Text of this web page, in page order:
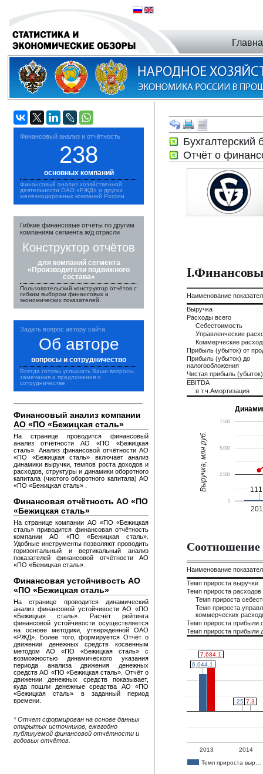
Финансовый анализ и отчётность
238
основных компаний
Финансовый анализ хозяйственной
деятельности ОАО «РЖД» и других
железнодорожных компаний России
Гибкие финансовые отчёты по другим
компаниям сегмента ж/д отрасли
Конструктор отчётов
для компаний сегмента
«Производители подвижного
состава»
Пользовательский конструктор отчётов с
гибким выбором финансовых и
экономических показателей.
Задать вопрос автору сайта
Об авторе
вопросы и сотрудничество
Всегда готовы услышать Ваши вопросы,
замечания и предложения о
сотрудничестве
Финансовый анализ компании
АО «ПО «Бежицкая сталь»
На странице проводится финансовый
анализ отчётности АО «ПО «Бежицкая
сталь». Анализ финансовой отчётности АО
«ПО «Бежицкая сталь» включает анализ
динамики выручки, темпов роста доходов и
расходов, структуры и динамики оборотного
капитала (чистого оборотного капитала) АО
«ПО «Бежицкая сталь» .
Финансовая отчётность АО «ПО
«Бежицкая сталь»
На странице компании АО «ПО «Бежицкая
сталь» приводится финансовая отчётность
компании АО «ПО «Бежицкая сталь».
Удобные инструменты позволяют проводить
горизонтальный и вертикальный анализ
показателей финансовой отчётности АО
«ПО «Бежицкая сталь».
Финансовая устойчивость АО
«ПО «Бежицкая сталь»
На странице проводится динамический
анализ финансовой устойчивости АО «ПО
«Бежицкая сталь». Расчёт рейтинга
финансовой устойчивости осуществляется
на основе методики, утвержденной ОАО
«РЖД». Более того, формируется Отчёт о
движении денежных средств косвенным
методом АО «ПО «Бежицкая сталь» с
возможностью динамического указания
периода анализа движения денежных
средств АО «ПО «Бежицкая сталь». Отчёт о
движении денежных средств показывает,
куда пошли денежные средства АО «ПО
«Бежицкая сталь» в заданный период
времени.
* Отчет сформирован на основе данных
открытых источников, ежегодно
публикуемой финансовой отчётности и
годовых отчётов.
Отчёт о
Наименование
Выручка
Расходы всего
Себестоимость
Управленческие
Коммерческие
Прибыль (убыток) от
Прибыль (убыток) до
налогообложения
Чистая прибыль (убыток)
EBITDA
в т.ч.Амортизация
0
2,500
5,000
7,500
Выручка, млн.руб.
Соотношение
Наименование
Темп прироста выручки
Темп прироста расходов
Темп прироста
Темп прироста
коммерческих
Темп прироста прибыли
Темп прироста прибыли
Темп прироста выр…
2013 2014
6,044.1
6,044.1
-25.3
-25.3
7,684.1
7,684.1
7.3
7.3